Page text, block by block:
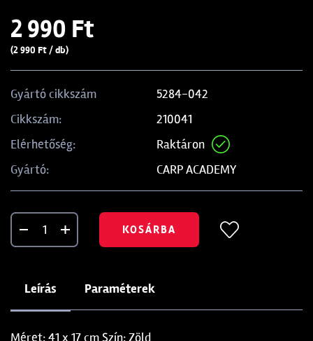
2 990 Ft
(2 990 Ft / db)
Gyártó cikkszám
5284-042
Cikkszám:
210041
Elérhetőség:
Raktáron
Gyártó:
CARP ACADEMY
KOSÁRBA
Leírás Paraméterek
Méret: 41 x 17 cm Szín: Zöld